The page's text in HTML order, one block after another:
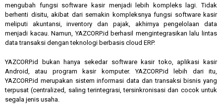
mengubah fungsi software kasir menjadi lebih kompleks lagi. Tidak
berhenti disitu, akibat dari semakin kompleksnya fungsi software kasir
meliputi akuntansi, inventory dan pajak, akhirnya pengelolaan data
menjadi kacau. Namun, YAZCORP.id berhasil mengintegrasikan lalu lintas
data transaksi dengan teknologi berbasis cloud ERP.
YAZCORP.id bukan hanya sekedar software kasir toko, aplikasi kasir
Android, atau program kasir komputer. YAZCORP.id lebih dari itu,
YAZCORP.id merupakan sistem informasi data dan transaksi bisnis yang
terpusat (centralized, saling terintegrasi, tersinkronisasi dan cocok untuk
segala jenis usaha.